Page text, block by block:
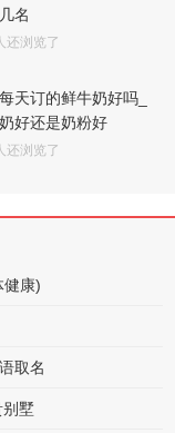
名
还浏览了
天订的鲜牛奶好吗_
好还是奶粉好
还浏览了
健康)
取名
墅